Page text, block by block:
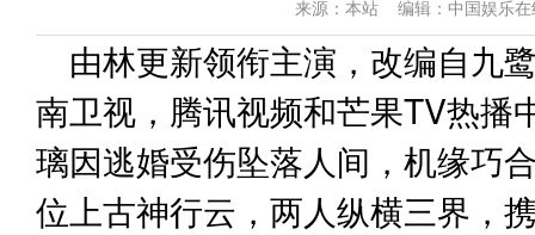
来源： 本站 编辑： 中国娱乐
由林更新领衔主演，改编自九
南卫视，腾讯视频和芒果TV热播
璃因逃婚受伤坠落人间，机缘巧
位上古神行云，两人纵横三界，